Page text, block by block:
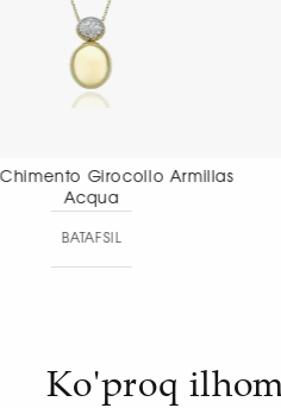
Kolye Chimento Girocollo
Ko'proq